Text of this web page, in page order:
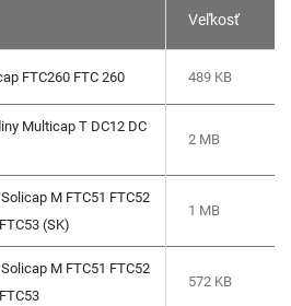
Veľkosť
FTC260 FTC 260 489 KB
Multicap T DC12 DC
2 MB
M FTC51 FTC52
(SK)
1 MB
M FTC51 FTC52
572 KB